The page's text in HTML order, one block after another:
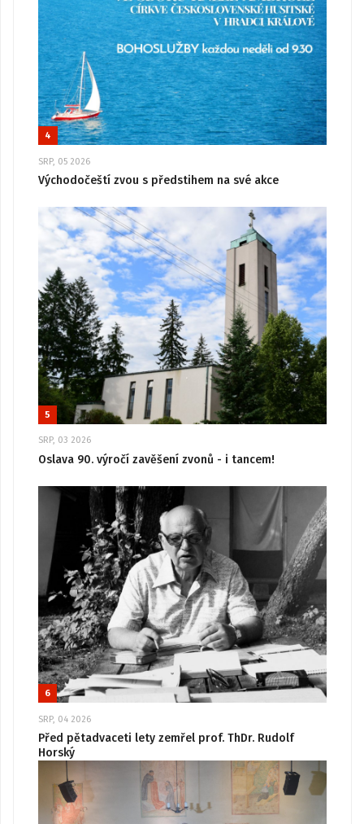
4
SRP, 05 2026
Východočeští zvou s předstihem na své akce
5
SRP, 03 2026
Oslava 90. výročí zavěšení zvonů - i tancem!
6
SRP, 04 2026
Před pětadvaceti lety zemřel prof. ThDr. Rudolf
Horský